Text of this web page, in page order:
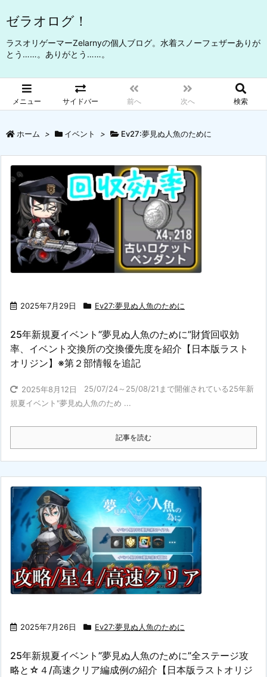
ゼラオログ！
ラスオリゲーマーZelarnyの個人ブログ。水着スノーフェザーありが
とう……。ありがとう……。
メニュー サイドバー 前へ 次へ 検索
ホーム > イベント > Ev27:夢見ぬ人魚のために
2025年7月29日 Ev27:夢見ぬ人魚のために
25年新規夏イベント”夢見ぬ人魚のために”財貨回収効
率、イベント交換所の交換優先度を紹介【日本版ラスト
オリジン】※第２部情報を追記
2025年8月12日
25/07/24～25/08/21まで開催されている25年新
規夏イベント"夢見ぬ人魚のため ...
記事を読む
2025年7月26日 Ev27:夢見ぬ人魚のために
25年新規夏イベント”夢見ぬ人魚のために”全ステージ攻
略と☆４/高速クリア編成例の紹介【日本版ラストオリジ